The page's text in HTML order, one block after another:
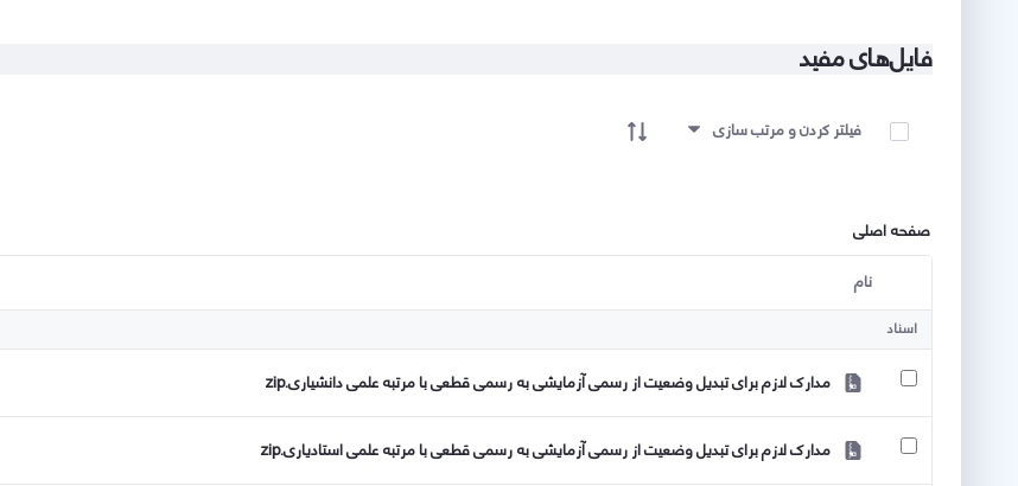
فایل‌های مفید
آیتم ها را انتخاب کنید
فیلتر کردن و مرتب سازی
صفحه اصلی
کاربر انتخاب شده
نام
اسناد
مدارک لازم برای تبدیل وضعیت از رسمی آزمایشی به رسمی قطعی با مرتبه علمی دانشیاری.zip
مدارک لازم برای تبدیل وضعیت از رسمی آزمایشی به رسمی قطعی با مرتبه علمی استادیاری.zip